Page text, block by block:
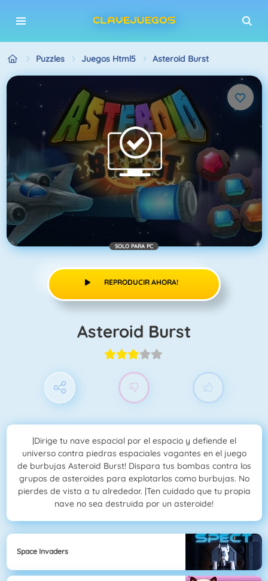
Puzzles Juegos Html5 Asteroid Burst
SOLO PARA PC
REPRODUCIR AHORA!
Asteroid Burst
|Dirige tu nave espacial por el espacio y defiende el
universo contra piedras espaciales vagantes en el juego
de burbujas Asteroid Burst! Dispara tus bombas contra los
grupos de asteroides para explotarlos como burbujas. No
pierdes de vista a tu alrededor. |Ten cuidado que tu propia
nave no sea destruida por un asteroide!
Space Invaders